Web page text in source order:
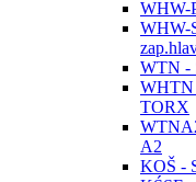
WHW-
WHW-
WTN -
WHTN
TORX
A2
KOŠ -